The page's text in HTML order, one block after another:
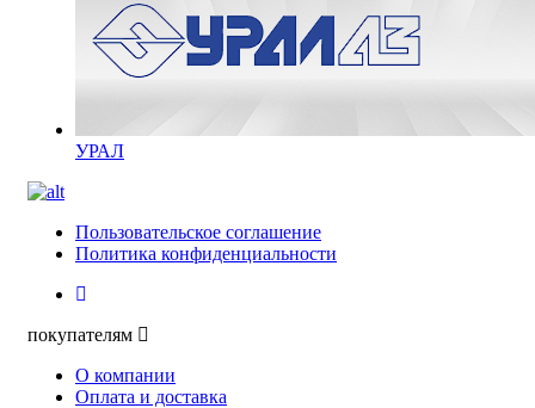
УРАЛ
Пользовательское соглашение
Политика конфиденциальности
покупателям
О компании
Оплата и доставка